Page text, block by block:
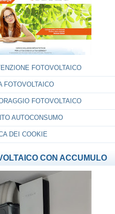
FOTOVOLTAICO
FOTOVOLTAICO
FOTOVOLTAICO
AUTOCONSUMO
DEI COOKIE
CON ACCUMULO